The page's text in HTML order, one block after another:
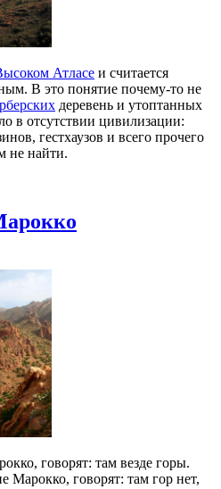
Атласе и считается
В это понятие почему-то не
деревень и утоптанных
в отсутствии цивилизации:
гестхаузов и всего прочего
не найти.
говорят: там везде горы.
Марокко, говорят: там гор нет,